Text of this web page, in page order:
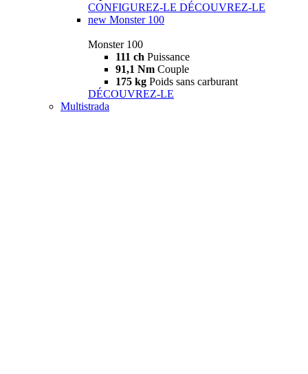
CONFIGUREZ-LE DÉCOUVREZ-LE
new Monster 100
Monster 100
111 ch Puissance
91,1 Nm Couple
175 kg Poids sans carburant
DÉCOUVREZ-LE
Multistrada